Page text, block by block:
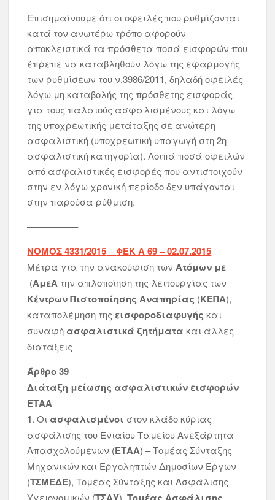
Επισημαίνουμε ότι οι οφειλές που ρυθμίζονται
κατά τον ανωτέρω τρόπο αφορούν
αποκλειστικά τα πρόσθετα ποσά εισφορών που
έπρεπε να καταβληθούν λόγω της εφαρμογής
των ρυθμίσεων του ν.3986/2011, δηλαδή οφειλές
λόγω μη καταβολής της πρόσθετης εισφοράς
για τους παλαιούς ασφαλισμένους και λόγω
της υποχρεωτικής μετάταξης σε ανώτερη
ασφαλιστική (υποχρεωτική υπαγωγή στη 2η
ασφαλιστική κατηγορία). Λοιπά ποσά οφειλών
από ασφαλιστικές εισφορές που αντιστοιχούν
στην εν λόγω χρονική περίοδο δεν υπάγονται
στην παρούσα ρύθμιση.
—————–
NOMOΣ 4331/2015–ΦΕΚ A 69 – 02.07.2015
Μέτρα για την ανακούφιση των Ατόμων με
(ΑμεΑ την απλοποίηση της λειτουργίας των
Κέντρων Πιστοποίησης Αναπηρίας (ΚΕΠΑ),
καταπολέμηση της εισφοροδιαφυγής και
συναφή ασφαλιστικά ζητήματα και άλλες
διατάξεις
Άρθρο 39
Διάταξη μείωσης ασφαλιστικών εισφορών
ΕΤΑΑ
1. Οι ασφαλισμένοι στον κλάδο κύριας
ασφάλισης του Ενιαίου Ταμείου Ανεξάρτητα
Απασχολούμενων (ΕΤΑΑ) – Τομέας Σύνταξης
Μηχανικών και Εργοληπτών Δημοσίων Έργων
(ΤΣΜΕΔΕ), Τομέας Σύνταξης και Ασφάλισης
Υγειονομικών (
),